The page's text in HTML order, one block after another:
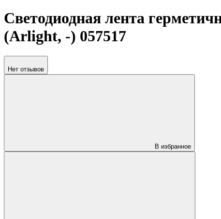
Светодиодная лента
(Arlight, -) 057517
Нет отзывов
В избранное